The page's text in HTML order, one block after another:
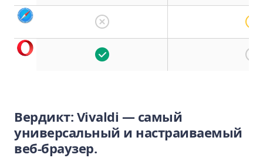
Вердикт: Vivaldi — самый
универсальный и настраиваемый
веб-браузер.